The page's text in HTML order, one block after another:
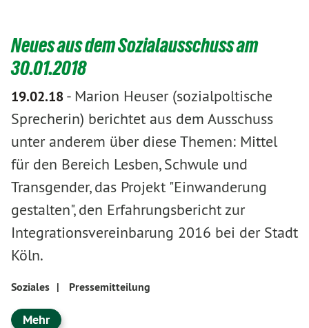
Neues aus dem Sozialausschuss am
30.01.2018
19.02.18- Marion Heuser (sozialpoltische
Sprecherin) berichtet aus dem Ausschuss
unter anderem über diese Themen: Mittel
für den Bereich Lesben, Schwule und
Transgender, das Projekt "Einwanderung
gestalten", den Erfahrungsbericht zur
Integrationsvereinbarung 2016 bei der Stadt
Köln.
Soziales | Pressemitteilung
Mehr